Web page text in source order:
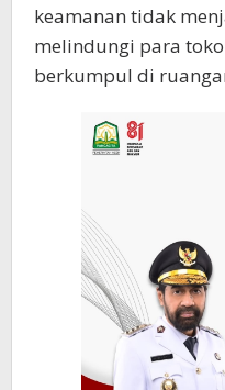
keamanan tidak
melindungi para
berkumpul di